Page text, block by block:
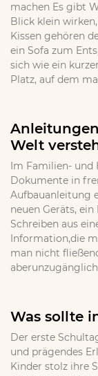
machen Es gibt
Blick klein
Kissen gehören
ein Sofa zum
sich wie ein
Platz, auf dem
Welt
Im Familien- und
Dokumente in
Aufbauanleitung
neuen Geräts,
Schreiben aus
Information,die
man nicht
Was sollte
Der erste
und prägendes
Kinder stolz ihre